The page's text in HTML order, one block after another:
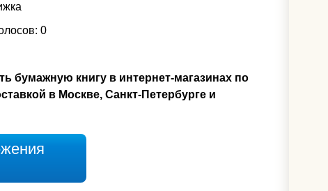
0
бумажную книгу в интернет-магазинах по
в Москве, Санкт-Петербурге и